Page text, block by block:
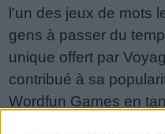
l'un des jeux de mots
gens à passer du
unique offert par
contribué à sa
Wordfun Games en
Voyage Des Mots en